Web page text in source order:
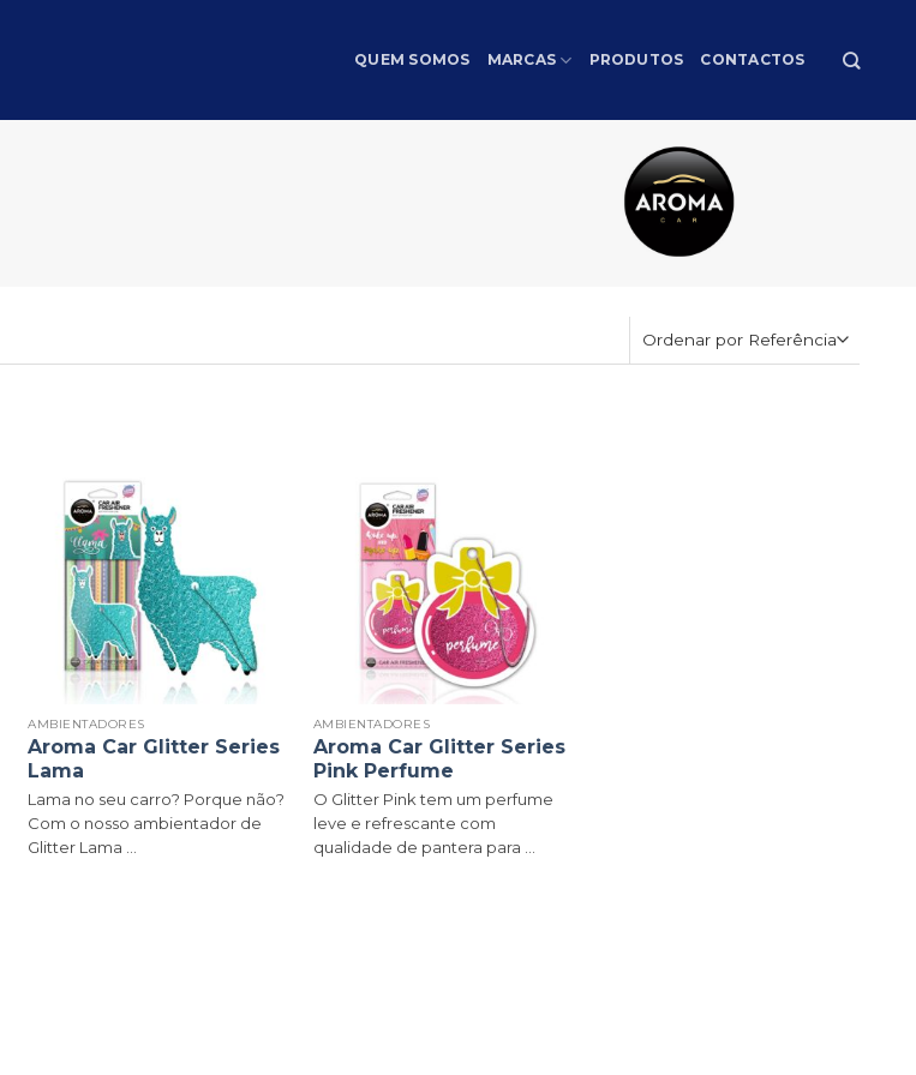
QUEM SOMOS MARCAS PRODUTOS CONTACTOS
AMBIENTADORES
Aroma Car Glitter Series
Lama
Lama no seu carro? Porque não?
Com o nosso ambientador de
Glitter Lama ...
AMBIENTADORES
Aroma Car Glitter Series
Pink Perfume
O Glitter Pink tem um perfume
leve e refrescante com
qualidade de pantera para ...